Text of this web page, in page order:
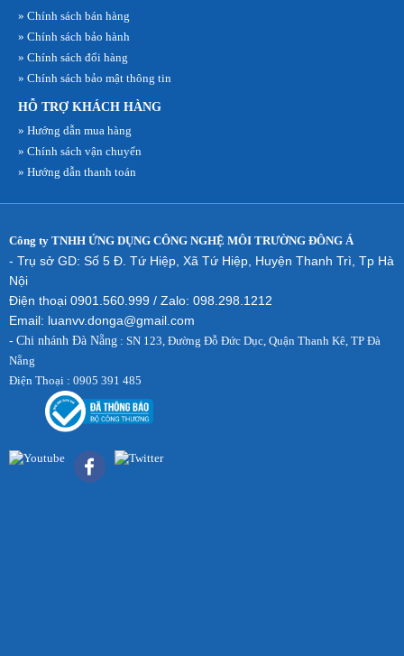
» Chính sách bán hàng
» Chính sách bảo hành
» Chính sách đổi hàng
» Chính sách bảo mật thông tin
HỖ TRỢ KHÁCH HÀNG
» Hướng dẫn mua hàng
» Chính sách vận chuyển
» Hướng dẫn thanh toán
Công ty TNHH ỨNG DỤNG CÔNG NGHỆ MÔI TRƯỜNG ĐÔNG Á
- Trụ sở GD: Số 5 Đ. Tứ Hiệp, Xã Tứ Hiệp, Huyện Thanh Trì, Tp Hà
Nội
Điện thoại 0901.560.999 / Zalo: 098.298.1212
Email: luanvv.donga@gmail.com
- Chi nhánh Đà Nẵng : SN 123, Đường Đỗ Đức Dục, Quận Thanh Kê, TP Đà
Nẵng
Điện Thoại : 0905 391 485